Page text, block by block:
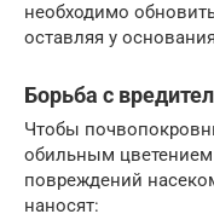
необходимо
оставляя у
Борьба с
Чтобы
обильным
повреждений
наносят: